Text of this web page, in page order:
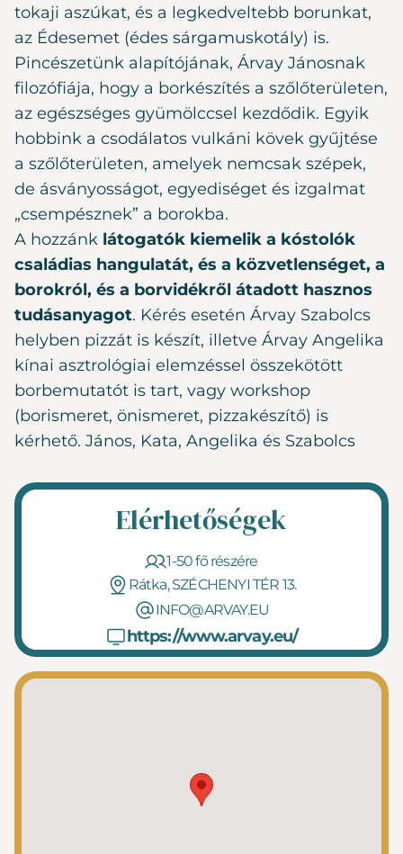
tokaji aszúkat, és a legkedveltebb borunkat,
az Édesemet (édes sárgamuskotály) is.
Pincészetünk alapítójának, Árvay Jánosnak
filozófiája, hogy a borkészítés a szőlőterületen,
az egészséges gyümölccsel kezdődik. Egyik
hobbink a csodálatos vulkáni kövek gyűjtése
a szőlőterületen, amelyek nemcsak szépek,
de ásványosságot, egyediséget és izgalmat
„csempésznek” a borokba.
A hozzánk látogatók kiemelik a kóstolók
családias hangulatát, és a közvetlenséget, a
borokról, és a borvidékről átadott hasznos
tudásanyagot. Kérés esetén Árvay Szabolcs
helyben pizzát is készít, illetve Árvay Angelika
kínai asztrológiai elemzéssel összekötött
borbemutatót is tart, vagy workshop
(borismeret, önismeret, pizzakészítő) is
kérhető. János, Kata, Angelika és Szabolcs
Elérhetőségek
1-50 fő részére
Rátka, SZÉCHENYI TÉR 13.
INFO@ARVAY.EU
https://www.arvay.eu/